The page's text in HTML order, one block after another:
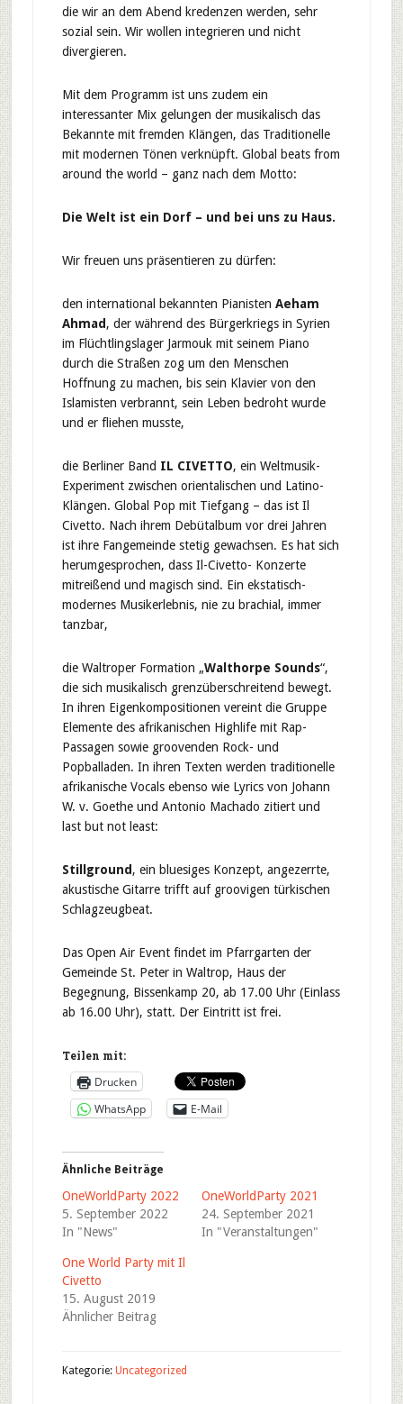
die wir an dem Abend kredenzen werden, sehr
sozial sein. Wir wollen integrieren und nicht
divergieren.
Mit dem Programm ist uns zudem ein
interessanter Mix gelungen der musikalisch das
Bekannte mit fremden Klängen, das Traditionelle
mit modernen Tönen verknüpft. Global beats from
around the world – ganz nach dem Motto:
Die Welt ist ein Dorf – und bei uns zu Haus.
Wir freuen uns präsentieren zu dürfen:
den international bekannten Pianisten Aeham
Ahmad , der während des Bürgerkriegs in Syrien
im Flüchtlingslager Jarmouk mit seinem Piano
durch die Straßen zog um den Menschen
Hoffnung zu machen, bis sein Klavier von den
Islamisten verbrannt, sein Leben bedroht wurde
und er fliehen musste,
die Berliner Band IL CIVETTO, ein Weltmusik-
Experiment zwischen orientalischen und Latino-
Klängen. Global Pop mit Tiefgang – das ist Il
Civetto. Nach ihrem Debütalbum vor drei Jahren
ist ihre Fangemeinde stetig gewachsen. Es hat sich
herumgesprochen, dass Il-Civetto- Konzerte
mitreißend und magisch sind. Ein ekstatisch-
modernes Musikerlebnis, nie zu brachial, immer
tanzbar,
die Waltroper Formation „Walthorpe Sounds“,
die sich musikalisch grenzüberschreitend bewegt.
In ihren Eigenkompositionen vereint die Gruppe
Elemente des afrikanischen Highlife mit Rap-
Passagen sowie groovenden Rock- und
Popballaden. In ihren Texten werden traditionelle
afrikanische Vocals ebenso wie Lyrics von Johann
W. v. Goethe und Antonio Machado zitiert und
last but not least:
Stillground , ein bluesiges Konzept, angezerrte,
akustische Gitarre trifft auf groovigen türkischen
Schlagzeugbeat.
Das Open Air Event findet im Pfarrgarten der
Gemeinde St. Peter in Waltrop, Haus der
Begegnung, Bissenkamp 20, ab 17.00 Uhr (Einlass
ab 16.00 Uhr), statt. Der Eintritt ist frei.
Teilen mit:
Drucken
WhatsApp
E-Mail
Ähnliche Beiträge
OneWorldParty 2022
5. September 2022
In "News"
OneWorldParty 2021
24. September 2021
In "Veranstaltungen"
One World Party mit Il
Civetto
15. August 2019
Ähnlicher Beitrag
Kategorie: Uncategorized